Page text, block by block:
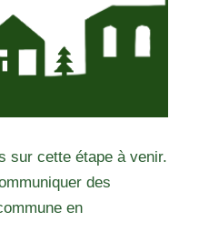
sur cette étape à venir.
des
en